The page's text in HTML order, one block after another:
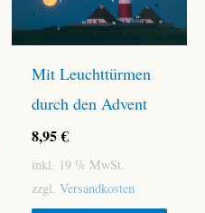
Mit Leuchttürmen
durch den Advent
8,95€
inkl. 19 % MwSt.
zzgl. Versandkosten